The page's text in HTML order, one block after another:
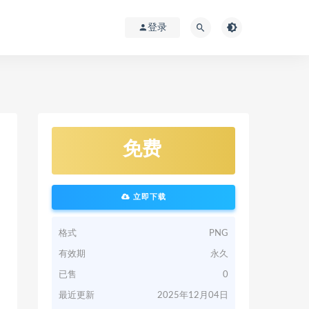
登录
免费
立即下载
格式 PNG
有效期 永久
已售 0
最近更新 2025年12月04日